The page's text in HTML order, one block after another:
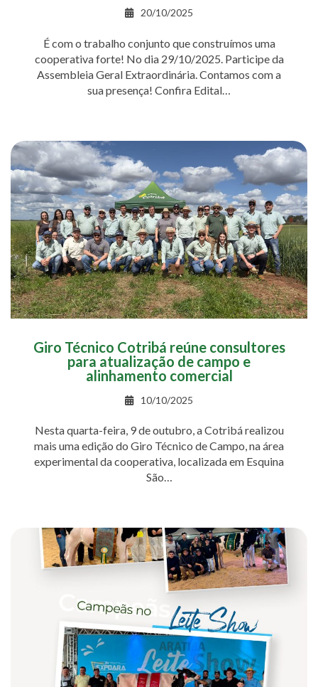
20/10/2025
É com o trabalho conjunto que construímos uma
cooperativa forte! No dia 29/10/2025. Participe da
Assembleia Geral Extraordinária. Contamos com a
sua presença! Confira Edital…
Giro Técnico Cotribá reúne consultores
para atualização de campo e
alinhamento comercial
10/10/2025
Nesta quarta-feira, 9 de outubro, a Cotribá realizou
mais uma edição do Giro Técnico de Campo, na área
experimental da cooperativa, localizada em Esquina
São…